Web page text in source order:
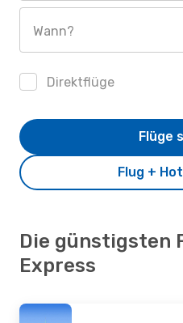
Wann?
Direktflüge
Flug +
Flüge
Die günstigsten
Express